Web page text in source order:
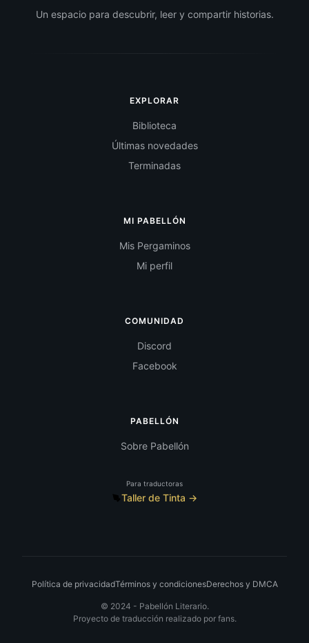
Un espacio para descubrir, leer y compartir historias.
EXPLORAR
Biblioteca
Últimas novedades
Terminadas
MI PABELLÓN
Mis Pergaminos
Mi perfil
COMUNIDAD
Discord
Facebook
PABELLÓN
Sobre Pabellón
Para traductoras
Taller de Tinta →
Política de privacidadTérminos y condicionesDerechos y DMCA
© 2024 - Pabellón Literario.
Proyecto de traducción realizado por fans.